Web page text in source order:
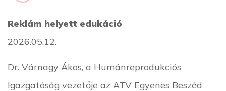
Reklám helyett edukáció
2026.05.12.
Dr. Várnagy Ákos, a Humánreprodukciós
Igazgatóság vezetője az ATV Egyenes Beszéd